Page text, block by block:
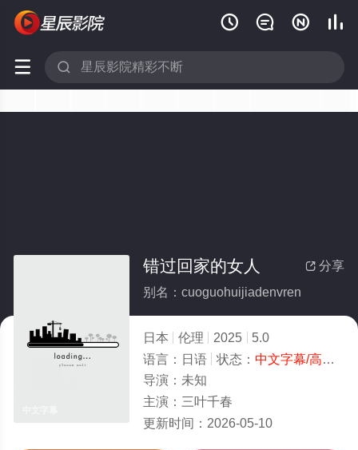
   
 
 分享
错过回家的女人
别名：cuoguohuijiadenvren
日本 伦理 2025
5.0
语言： 日语 状态： 中文字幕/高清
导演： 未知
主演： 三叶千春
更新时间： 2026-05-10